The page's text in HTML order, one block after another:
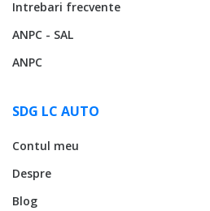
Intrebari frecvente
ANPC - SAL
ANPC
SDG LC AUTO
Contul meu
Despre
Blog